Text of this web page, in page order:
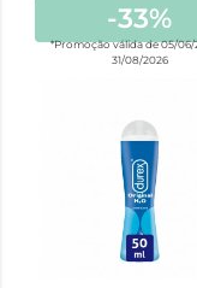
-33%
*Promoção válida de 05/06/
31/08/2026